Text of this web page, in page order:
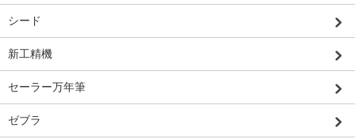
シード
新工精機
セーラー万年筆
ゼブラ